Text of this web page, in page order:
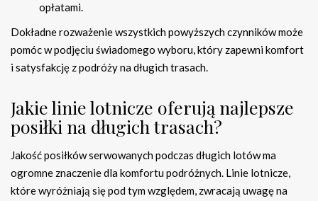
opłatami.
Dokładne rozważenie wszystkich powyższych czynników może
pomóc w podjęciu świadomego wyboru, który zapewni komfort
i satysfakcję z podróży na długich trasach.
Jakie linie lotnicze oferują najlepsze
posiłki na długich trasach?
Jakość posiłków serwowanych podczas długich lotów ma
ogromne znaczenie dla komfortu podróżnych. Linie lotnicze,
które wyróżniają się pod tym względem, zwracają uwagę na